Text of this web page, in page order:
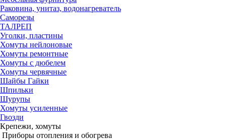
Раковина, унитаз, водонагреватель
Саморезы
ТАЛРЕП
Уголки, пластины
Хомуты нейлоновые
Хомуты ремонтные
Хомуты с дюбелем
Хомуты червячные
Шайбы Гайки
Шпильки
Шурупы
Хомуты усиленные
Гвозди
Крепежи, хомуты
Приборы отопления и обогрева